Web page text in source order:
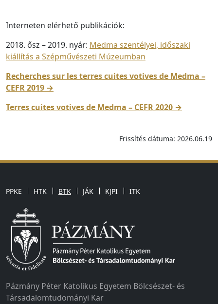
Interneten elérhető publikációk:
2018. ősz – 2019. nyár: Medma szentélyei, időszaki
kiállítás a Szépművészeti Múzeumban
Recherches sur les terres cuites votives de Medma –
CEFR 2019 →
Terres cuites votives de Medma – CEFR 2020 →
Frissítés dátuma: 2026.06.19
PPKE HTK BTK JÁK KJPI ITK
Pázmány Péter Katolikus Egyetem Bölcsészet- és
Társadalomtudományi Kar